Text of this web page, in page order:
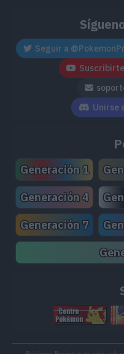
Seguir a
Unirse
Generación 1
Generación 4
Generación 7